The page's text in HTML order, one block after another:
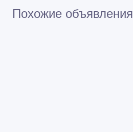
Похожие объявления